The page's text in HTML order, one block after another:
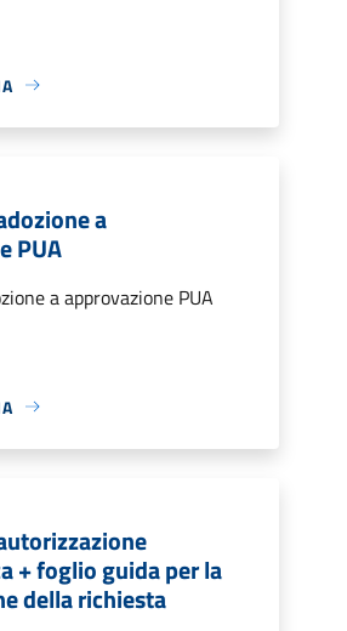
a
PUA
a approvazione PUA
+ foglio guida per la
della richiesta